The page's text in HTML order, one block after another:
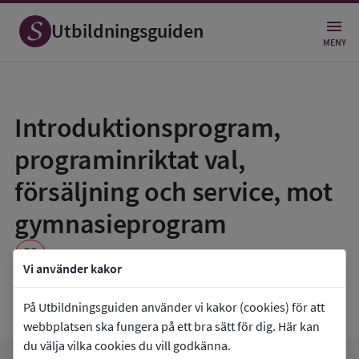
Vi använder kakor
På Utbildningsguiden använder vi kakor (cookies) för att
webbplatsen ska fungera på ett bra sätt för dig. Här kan
du välja vilka cookies du vill godkänna.
Utbildningsguiden MENY
Introduktionsprogram,
programinriktat val,
försäljning och service, mot
gymnasieprogram
favorite
som
favorit